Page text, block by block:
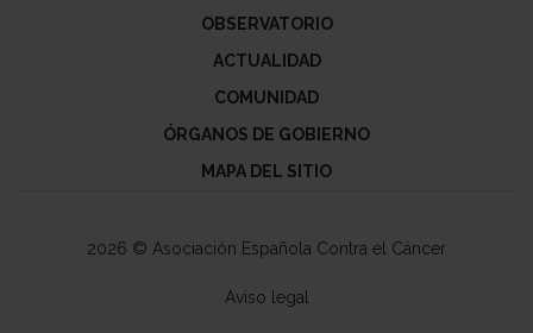
OBSERVATORIO
ACTUALIDAD
COMUNIDAD
ÓRGANOS DE GOBIERNO
MAPA DEL SITIO
2026 © Asociación Española Contra el Cáncer
Aviso legal